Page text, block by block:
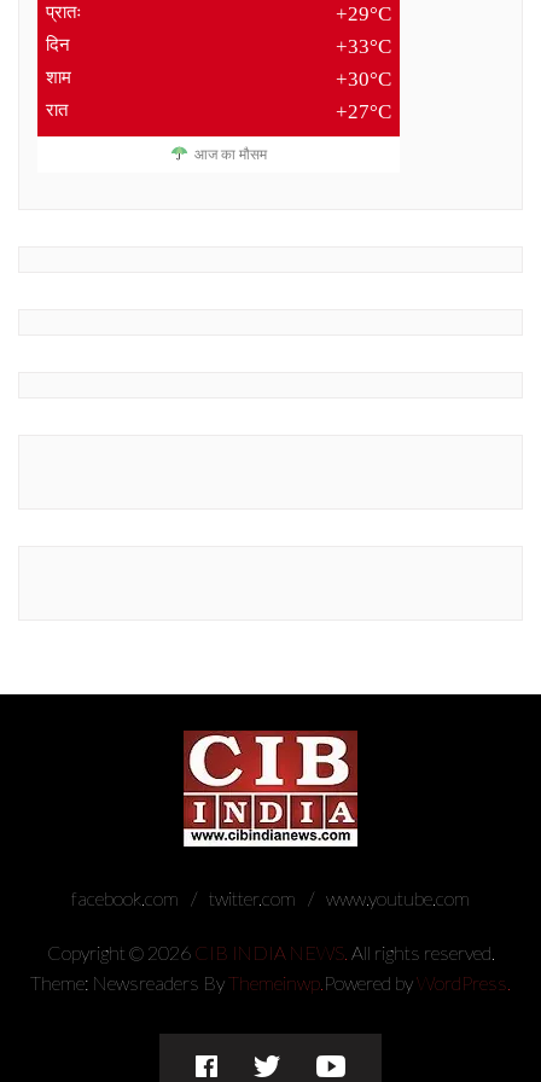
प्रातः +29°C
दिन +33°C
शाम +30°C
रात +27°C
आज का मौसम
facebook.com twitter.com www.youtube.com
Copyright © 2026 CIB INDIA NEWS. All rights reserved.
Theme: Newsreaders ByThemeinwp. Powered byWordPress.
facebook.comtwitter.comwww.youtube.com